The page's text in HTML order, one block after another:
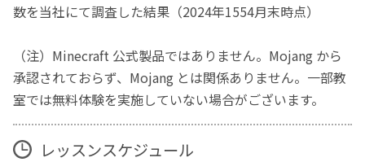
数を当社にて調査した結果（2024年1554月末時点）
（注）Minecraft 公式製品ではありません。Mojang から
承認されておらず、Mojang とは関係ありません。一部教
室では無料体験を実施していない場合がございます。
レッスンスケジュール